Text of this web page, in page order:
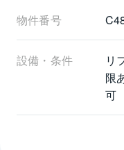
物件番号
設備・条件
リ
限
可